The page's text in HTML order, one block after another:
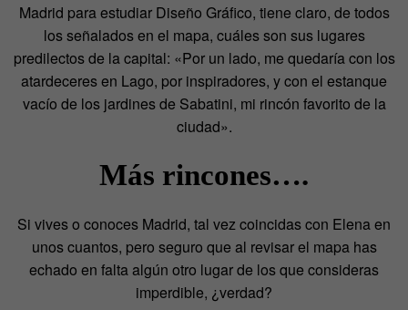
Madrid para estudiar Diseño Gráfico, tiene claro, de todos
los señalados en el mapa, cuáles son sus lugares
predilectos de la capital: «Por un lado, me quedaría con los
atardeceres en Lago, por inspiradores, y con el estanque
vacío de los jardines de Sabatini, mi rincón favorito de la
ciudad».
Más rincones….
Si vives o conoces Madrid, tal vez coincidas con Elena en
unos cuantos, pero seguro que al revisar el mapa has
echado en falta algún otro lugar de los que consideras
imperdible, ¿verdad?